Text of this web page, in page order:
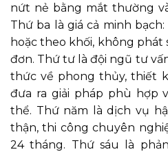
nứt nẻ bằng mắt thường
Thứ ba là giá cả minh
hoặc theo khối, không phát
đơn. Thứ tư là đội ngũ tư
thức về phong thủy, thiết
đưa ra giải pháp phù hợp
thể. Thứ năm là dịch vụ
thận, thi công chuyên
24 tháng. Thứ sáu là